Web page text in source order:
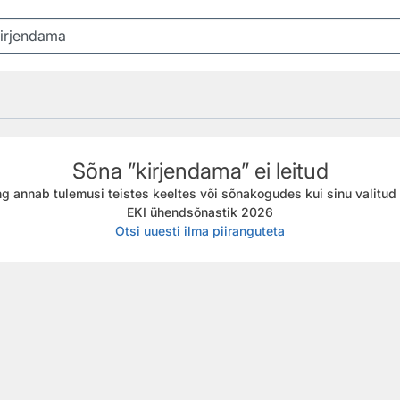
Sõna ”kirjendama” ei leitud
annab tulemusi teistes keeltes või sõnakogudes kui sinu
EKI ühendsõnastik 2026
Otsi uuesti ilma piiranguteta